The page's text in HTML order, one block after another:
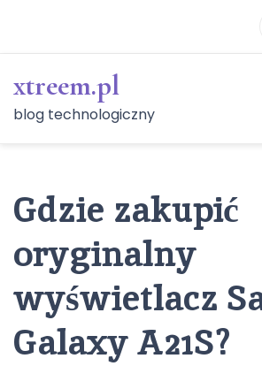
content
xtreem.pl
blog technologiczny
Gdzie zakupić
oryginalny
wyświetlacz
Galaxy A21S?